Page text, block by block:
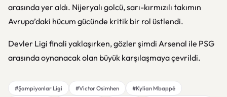
arasında yer aldı. Nijeryalı golcü, sarı-kırmızılı takımın
Avrupa’daki hücum gücünde kritik bir rol üstlendi.
Devler Ligi finali yaklaşırken, gözler şimdi Arsenal ile PSG
arasında oynanacak olan büyük karşılaşmaya çevrildi.
#Şampiyonlar Ligi #Victor Osimhen
#Kylian Mbappé